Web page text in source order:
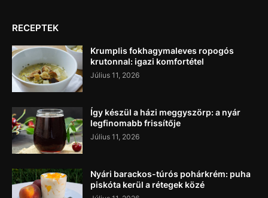
RECEPTEK
Krumplis fokhagymaleves ropogós
krutonnal: igazi komfortétel
Július 11, 2026
Így készül a házi meggyszörp: a nyár
legfinomabb frissítője
Július 11, 2026
Nyári barackos-túrós pohárkrém: puha
piskóta kerül a rétegek közé